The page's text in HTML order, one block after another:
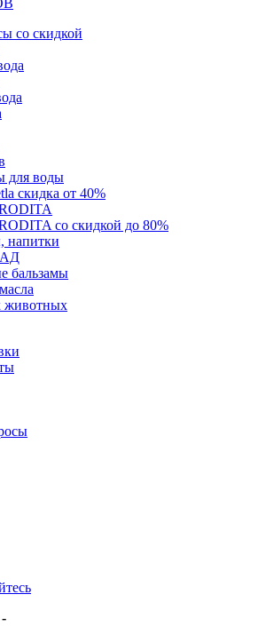
со скидкой
для воды
скидка от 40%
со скидкой до 80%
напитки
бальзамы
животных
-